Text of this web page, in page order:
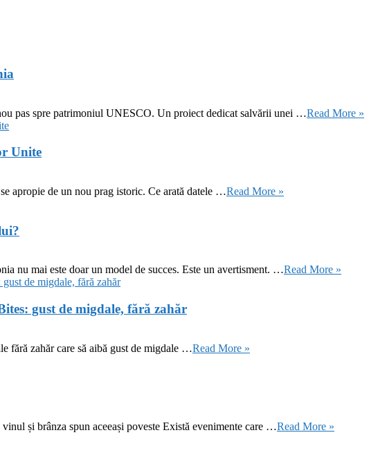
pas spre patrimoniul UNESCO. Un proiect dedicat salvării unei …Read More »
Unite
apropie de un nou prag istoric. Ce arată datele …Read More »
nu mai este doar un model de succes. Este un avertisment. …Read More »
gust de migdale, fără zahăr
fără zahăr care să aibă gust de migdale …Read More »
și brânza spun aceeași poveste Există evenimente care …Read More »